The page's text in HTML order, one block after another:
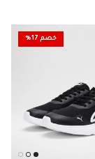
خصم 17%